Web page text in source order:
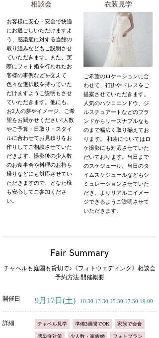
相談会
お客様に安心・安全で快適
にお過ごしいただけますよ
う、感染症に対する当館の
取り組みなどもご説明させ
ていただきます。また、実
際にフォト婚を行われたお
客様の事例などを交えて
色々な選択肢を持っていた
だけますようご説明もさせ
ていただきます。他にも、
お2人の夢やイメージ、ご希
望をお聞かせください!人数
やご予算・日取り・スタイ
ルに合わせてお見積りをお
作りしてご相談させていた
だきます。撮影後の少人数
のお食事会や料理のお持ち
帰りなどにも対応させてい
ただきますので、どなた様
も安心してご参加くださ
い。
衣装見学
ご希望のロケーションに合
わせて、打掛やドレスをご
提案させていただきます。
人気のハツコエンドウ、ジ
ルスチュアートなどのブラ
ンドからリーズナブルなも
のまで幅広く取り揃えてお
ります。 和装についてはロ
ケ撮影にも対応させていた
だいております。当日まで
のスケジュール、当日のタ
イムスケジュールなどもシ
ミュレーションさせていた
だき、よりリアルにイメー
ジできるようご説明させて
いただきます。
Fair Summary
チャペルも庭園も貸切で♪《フォトウェディング》相談会
予約方法 開催概要
開催日 9月17日 (土) 10:30 13:30 15:30 17:30 19:00
詳細 チャペル見学 準備3週間でOK 家族で会食
感染症対策 少人数・家族婚 フォトプラン